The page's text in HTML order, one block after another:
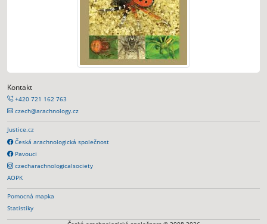
Kontakt
+420 721 162 763
czech@arachnology.cz
Justice.cz
Česká arachnologická společnost
Pavouci
czecharachnologicalsociety
AOPK
Pomocná mapka
Statistiky